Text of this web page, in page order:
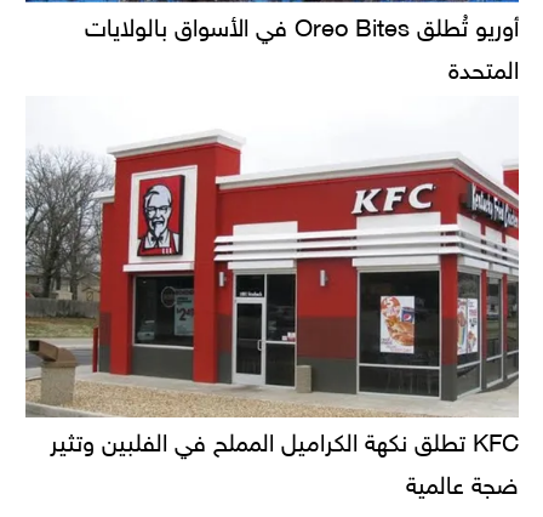
أوريو تُطلق Oreo Bites في الأسواق بالولايات
المتحدة
KFC تطلق نكهة الكراميل المملح في الفلبين وتثير
ضجة عالمية